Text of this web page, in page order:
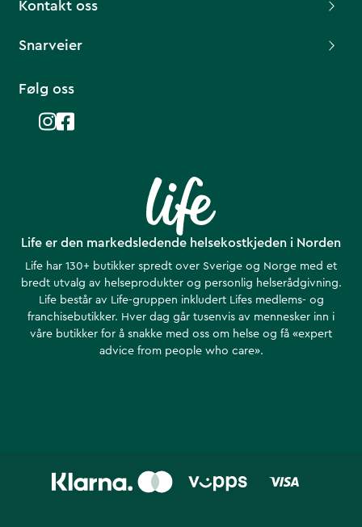
Life er den markedsledende helsekostkjeden i Norden
Life har 130+ butikker spredt over Sverige og Norge med et
bredt utvalg av helseprodukter og personlig helserådgivning.
Life består av Life-gruppen inkludert Lifes medlems- og
franchisebutikker. Hver dag går tusenvis av mennesker inn i
våre butikker for å snakke med oss om helse ​​og få «expert
advice from people who care».
Kontakt oss
Snarveier
Følg oss